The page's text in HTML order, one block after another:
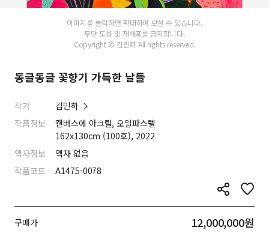
이미지를 클릭하면 확대하여 보실 수 있습니다.
무단 도용 및 재배포를 금지합니다.
Copyright © 김민하 All rights reserved.
동글동글 꽃향기 가득한 날들
작가
김민하
작품정보
캔버스에 아크릴, 오일파스텔
162x130cm (100호), 2022
액자정보
액자 없음
작품코드
A1475-0078
구매가 12,000,000원